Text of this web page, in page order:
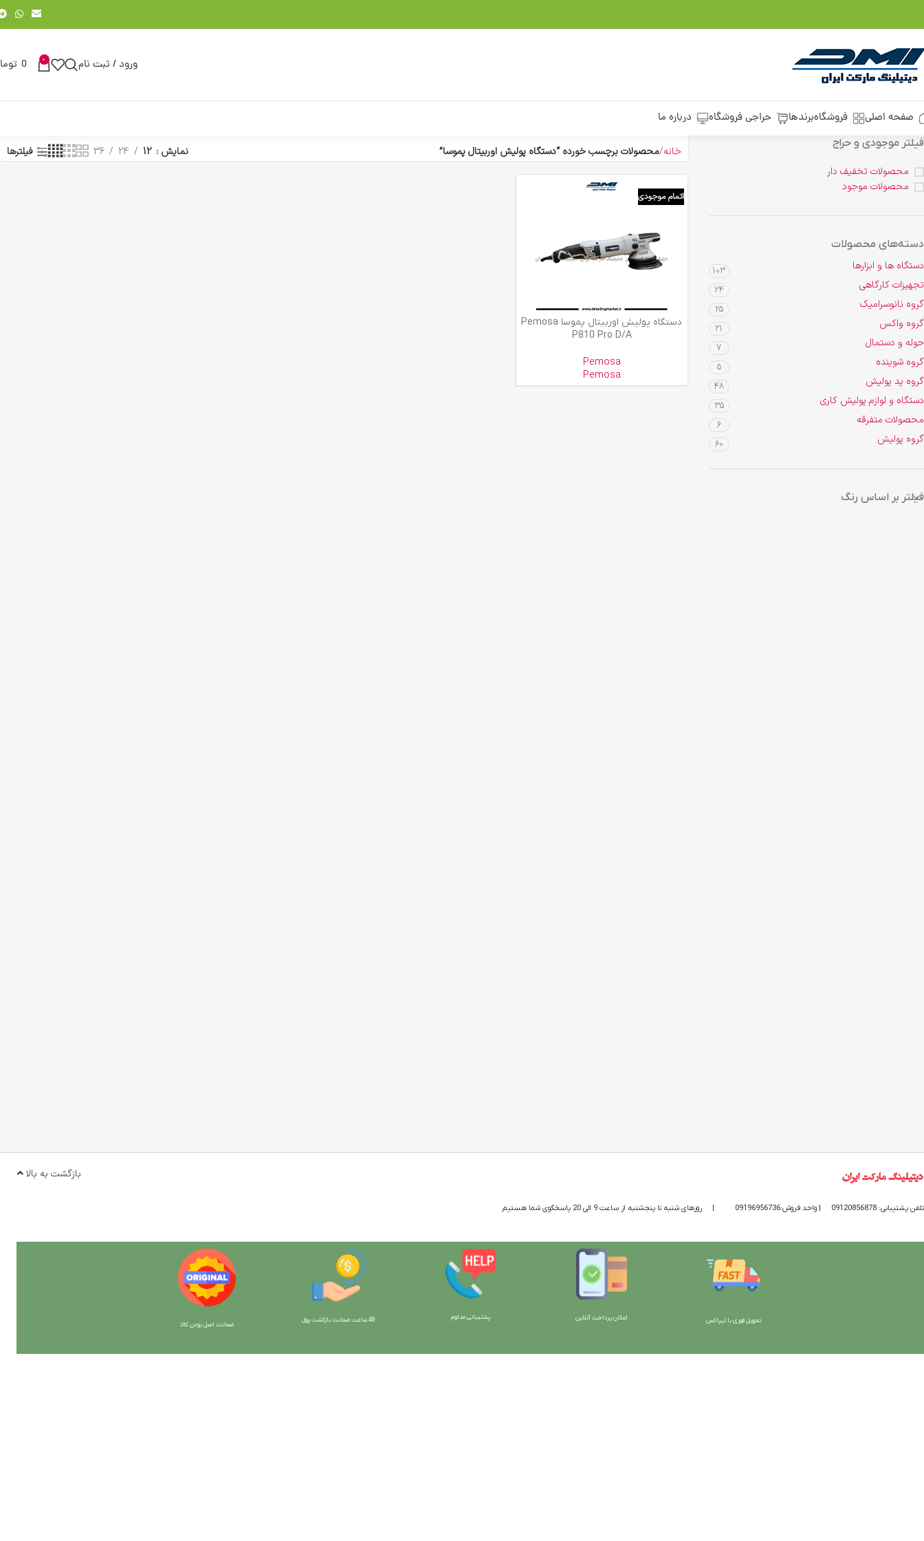
ورود / ثبت نام 0
0
صفحه اصلی فروشگاهبرندها حراجی فروشگاه درباره ما
فیلتر موجودی و حراج
محصولات تخفیف دار
محصولات موجود
دسته‌های محصولات
دستگاه ها و ابزارها 103
تجهیزات کارگاهی 24
گروه نانوسرامیک 25
گروه واکس 21
حوله و دستمال 7
گروه شوینده 5
گروه پد پولیش 48
دستگاه و لوازم پولیش کاری 35
محصولات متفرقه 6
گروه پولیش 60
فیلتر بر اساس رنگ
خانه محصولات برچسب خورده “دستگاه پولیش اوربیتال پموسا” نمایش 12
24
36 فیلترها
اتمام موجودی
اطلاعات بیشتر
دستگاه پولیش اوربیتال پموسا Pemosa
P810 Pro D/A
Pemosa
Pemosa
تلفن پشتیبانی: 09120856878 | واحد فروش:09196956736 | روزهای شنبه تا پنجشنبه از ساعت 9 الی 20 پاسخگوی شما هستیم
بازگشت به بالا
تحویل فوری با تیپاکس امکان پرداخت آنلاین پشتیبانی مداوم 48 ساعت ضمانت بازگش ت پول
ضمانت اصل بودن کالا